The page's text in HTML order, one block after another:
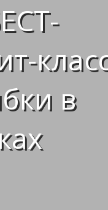
в